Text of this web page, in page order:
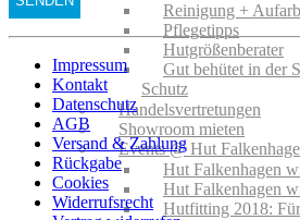
Reinigung +
Pflegetipps
Hutgrößenberater
Gut behütet in der
Schutz
Handelsvertretungen
Showroom mieten
Events @ Hut
Hut Falkenhagen
Hut Falkenhagen
Hutfitting 2018:
Impressum
Kontakt
Datenschutz
AGB
Versand & Zahlung
Rückgabe
Cookies
Widerrufsrecht